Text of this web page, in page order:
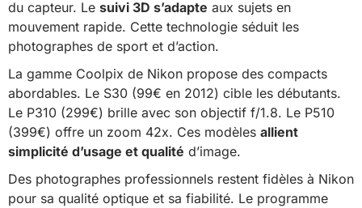
du capteur. Le suivi 3D s’adapte aux sujets en
mouvement rapide. Cette technologie séduit les
photographes de sport et d’action.
La gamme Coolpix de Nikon propose des compacts
abordables. Le S30 (99€ en 2012) cible les débutants.
Le P310 (299€) brille avec son objectif f/1.8. Le P510
(399€) offre un zoom 42x. Ces modèles allient
simplicité d’usage et qualité d’image.
Des photographes professionnels restent fidèles à Nikon
pour sa qualité optique et sa fiabilité. Le programme